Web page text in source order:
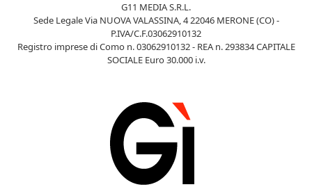
G11 MEDIA S.R.L.
Sede Legale Via NUOVA VALASSINA, 4 22046 MERONE (CO) -
P.IVA/C.F.03062910132
Registro imprese di Como n. 03062910132 - REA n. 293834 CAPITALE
SOCIALE Euro 30.000 i.v.